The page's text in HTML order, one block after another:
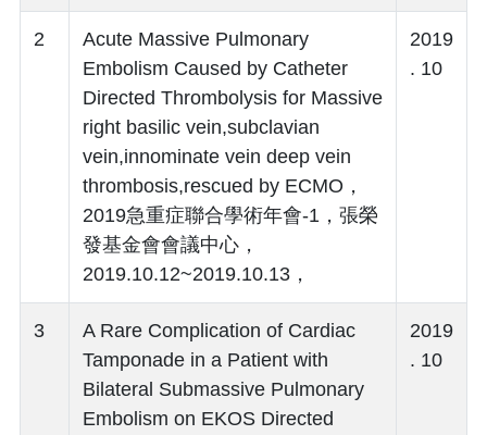
2
Acute Massive Pulmonary
Embolism Caused by Catheter
Directed Thrombolysis for Massive
right basilic vein,subclavian
vein,innominate vein deep vein
thrombosis,rescued by ECMO，
2019急重症聯合學術年會-1，張榮
發基金會會議中心，
2019.10.12~2019.10.13，
2019
. 10
3
A Rare Complication of Cardiac
Tamponade in a Patient with
Bilateral Submassive Pulmonary
Embolism on EKOS Directed
2019
. 10